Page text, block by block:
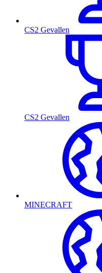
CS2 Gevallen
CS2 Gevallen
MINECRAFT